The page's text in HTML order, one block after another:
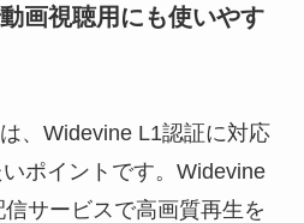
画視聴用にも使いやす
、Widevine L1認証に対応
ポイントです。Widevine
サービスで高画質再生を